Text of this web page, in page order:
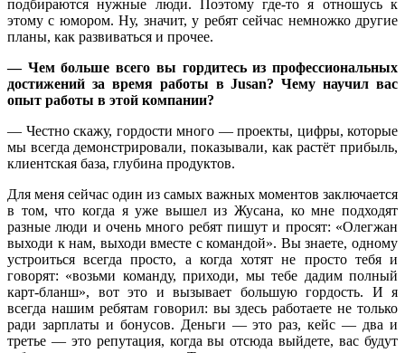
подбираются нужные люди. Поэтому где-то я отношусь к
этому с юмором. Ну, значит, у ребят сейчас немножко другие
планы, как развиваться и прочее.
— Чем больше всего вы гордитесь из профессиональных
достижений за время работы в Jusan? Чему научил вас
опыт работы в этой компании?
— Честно скажу, гордости много — проекты, цифры, которые
мы всегда демонстрировали, показывали, как растёт прибыль,
клиентская база, глубина продуктов.
Для меня сейчас один из самых важных моментов заключается
в том, что когда я уже вышел из Жусана, ко мне подходят
разные люди и очень много ребят пишут и просят: «Олегжан
выходи к нам, выходи вместе с командой». Вы знаете, одному
устроиться всегда просто, а когда хотят не просто тебя и
говорят: «возьми команду, приходи, мы тебе дадим полный
карт-бланш», вот это и вызывает большую гордость. И я
всегда нашим ребятам говорил: вы здесь работаете не только
ради зарплаты и бонусов. Деньги — это раз, кейс — два и
третье — это репутация, когда вы отсюда выйдете, вас будут